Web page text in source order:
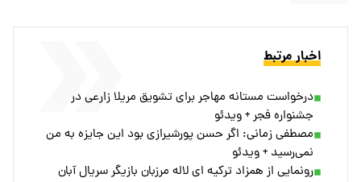
اخبار مرتبط
درخواست مستانه مهاجر برای تشویق مریلا زارعی در
جشنواره فجر + ویدئو
مصطفی زمانی: اگر حسن پورشیرازی بود این جایزه به من
نمی‌رسید + ویدئو
رونمایی از همزاد ترکیه ای لاله مرزبان بازیگر سریال آبان